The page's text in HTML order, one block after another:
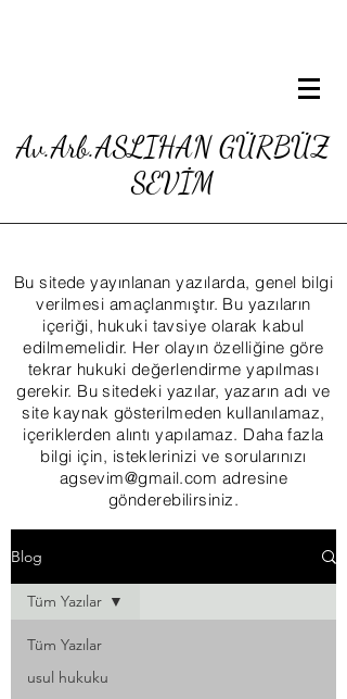
Av.Arb.ASLIHAN GÜRBÜZ
SEVİM
Bu sitede yayınlanan yazılarda, genel bilgi
verilmesi amaçlanmıştır. Bu yazıların
içeriği, hukuki tavsiye olarak kabul
edilmemelidir. Her olayın özelliğine göre
tekrar hukuki değerlendirme yapılması
gerekir. Bu sitedeki yazılar, yazarın adı ve
site kaynak gösterilmeden kullanılamaz,
içeriklerden alıntı yapılamaz. Daha fazla
bilgi için, isteklerinizi ve sorularınızı
agsevim@gmail.com adresine
gönderebilirsiniz.
Blog
Tüm Yazılar
usul hukuku
Tüm Yazılar